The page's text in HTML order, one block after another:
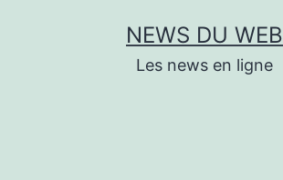
NEWS DU WEB
Les news en ligne